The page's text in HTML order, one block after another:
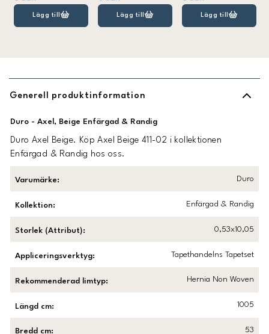
Lägg till Lägg till Lägg till
Generell produktinformation
Duro - Axel, Beige Enfärgad & Randig
Duro Axel Beige. Köp Axel Beige 411-02 i kollektionen
Enfärgad & Randig hos oss.
Varumärke: Duro
Kollektion: Enfärgad & Randig
Storlek (Attribut): 0,53x10,05
Appliceringsverktyg: Tapethandelns Tapetset
Rekommenderad limtyp: Hernia Non Woven
Längd cm: 1005
Bredd cm: 53